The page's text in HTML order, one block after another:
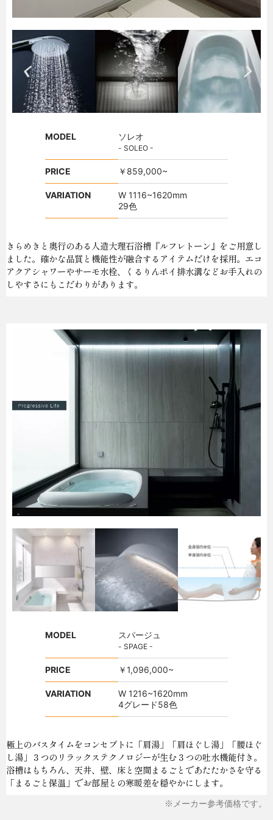
MODEL ソレオ
- SOLEO -
PRICE ￥859,000~
VARIATION
W 1116~1620mm
29色
きらめきと奥行のある人造大理石浴槽『ルフレトーン』をご用意し
ました。確かな品質と機能性が融合するアイテムだけを採用。エコ
アクアシャワーやサーモ水栓、くるりんポイ排水溝などお手入れの
しやすさにもこだわりがあります。
MODEL スパージュ
- SPAGE -
PRICE ￥1,096,000~
VARIATION
W 1216~1620mm
4グレード58色
極上のバスタイムをコンセプトに「肩湯」「肩ほぐし湯」「腰ほぐ
し湯」３つのリラックステクノロジーが生む３つの吐水機能付き。
浴槽はもちろん、天井、壁、床と空間まるごとであたたかさを守る
「まるごと保温」でお部屋との寒暖差を穏やかにします。
※メーカー参考価格です。